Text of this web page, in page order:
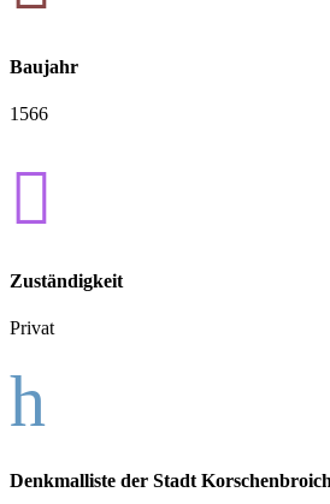
Baujahr
1566

Zuständigkeit
Privat
h
Denkmalliste der Stadt Korschenbroich